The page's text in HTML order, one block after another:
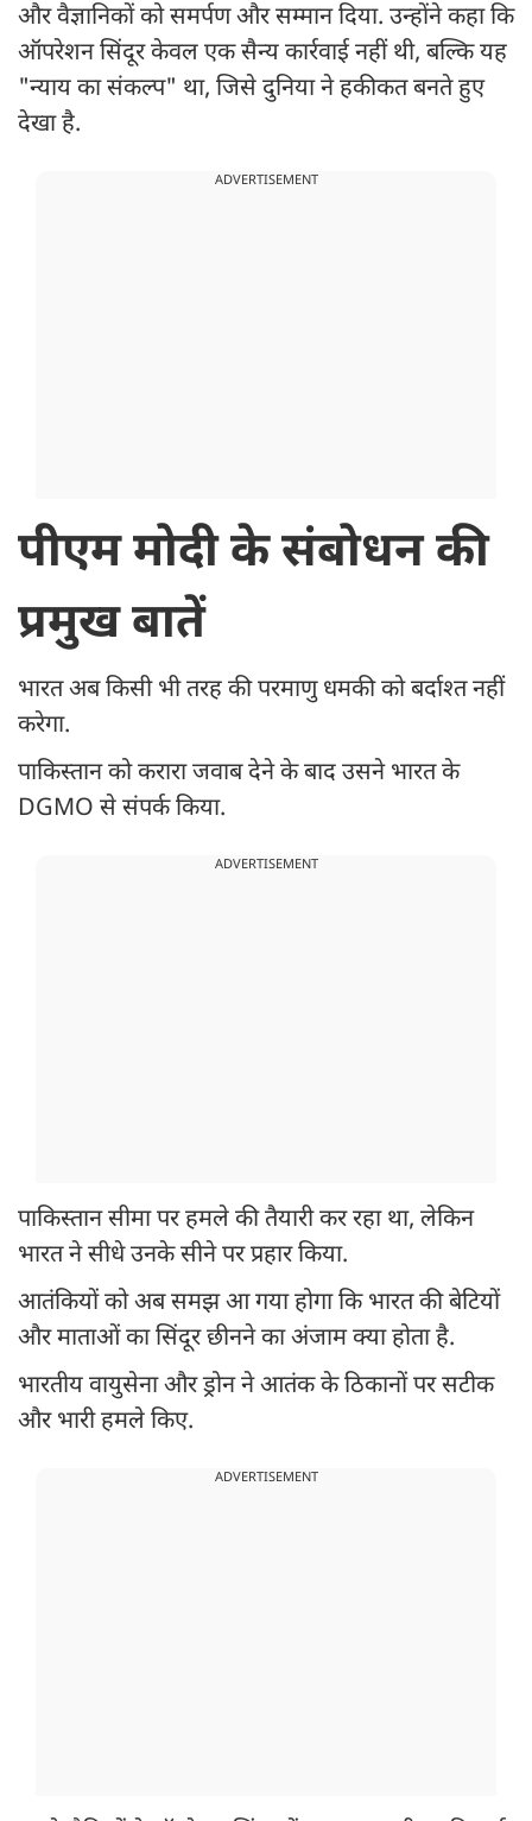
और वैज्ञानिकों को समर्पण और सम्मान दिया. उन्होंने कहा कि
ऑपरेशन सिंदूर केवल एक सैन्य कार्रवाई नहीं थी, बल्कि यह
"न्याय का संकल्प" था, जिसे दुनिया ने हकीकत बनते हुए
देखा है.
ADVERTISEMENT
पीएम मोदी के संबोधन की
प्रमुख बातें
भारत अब किसी भी तरह की परमाणु धमकी को बर्दाश्त नहीं
करेगा.
पाकिस्तान को करारा जवाब देने के बाद उसने भारत के
DGMO से संपर्क किया.
ADVERTISEMENT
पाकिस्तान सीमा पर हमले की तैयारी कर रहा था, लेकिन
भारत ने सीधे उनके सीने पर प्रहार किया.
आतंकियों को अब समझ आ गया होगा कि भारत की बेटियों
और माताओं का सिंदूर छीनने का अंजाम क्या होता है.
भारतीय वायुसेना और ड्रोन ने आतंक के ठिकानों पर सटीक
और भारी हमले किए.
ADVERTISEMENT